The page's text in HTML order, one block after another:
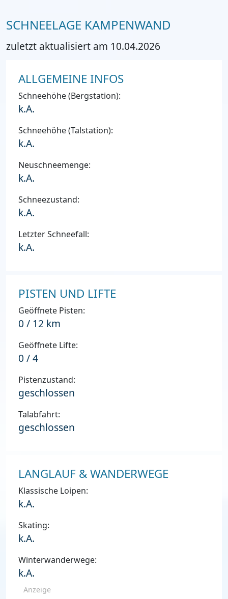
SCHNEELAGE KAMPENWAND
zuletzt aktualisiert am 10.04.2026
ALLGEMEINE INFOS
Schneehöhe (Bergstation):
k.A.
Schneehöhe (Talstation):
k.A.
Neuschneemenge:
k.A.
Schneezustand:
k.A.
Letzter Schneefall:
k.A.
PISTEN UND LIFTE
Geöffnete Pisten:
0 / 12 km
Geöffnete Lifte:
0 / 4
Pistenzustand:
geschlossen
Talabfahrt:
geschlossen
LANGLAUF & WANDERWEGE
Klassische Loipen:
k.A.
Skating:
k.A.
Winterwanderwege:
k.A.
Anzeige